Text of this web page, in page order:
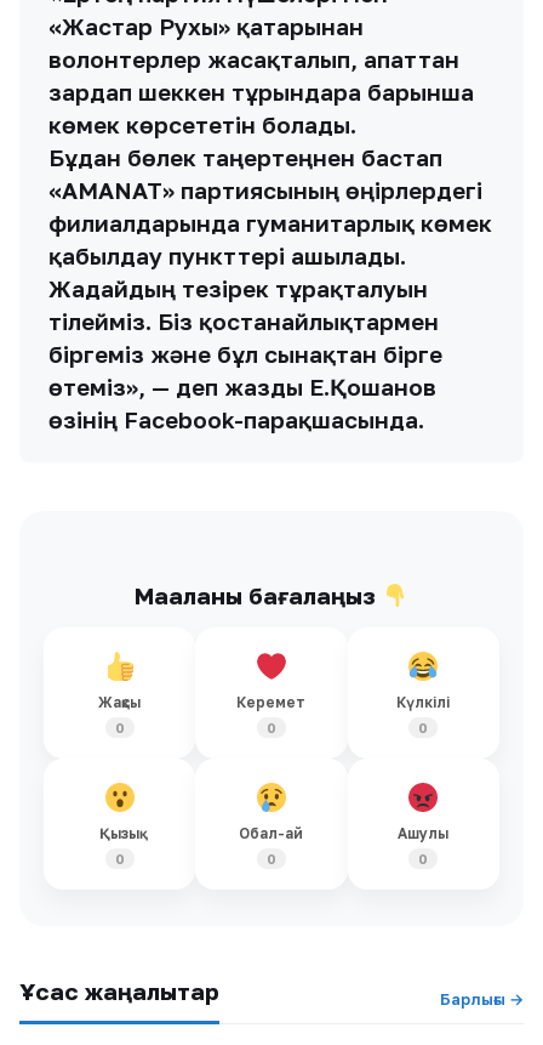
«Жастар Рухы» қатарынан
волонтерлер жасақталып, апаттан
зардап шеккен тұрғындарға барынша
көмек көрсететін болады.
Бұдан бөлек таңертеңнен бастап
«AMANAT» партиясының өңірлердегі
филиалдарында гуманитарлық көмек
қабылдау пункттері ашылады.
Жағдайдың тезірек тұрақталуын
тілейміз. Біз қостанайлықтармен
біргеміз және бұл сынақтан бірге
өтеміз», — деп жазды Е.Қошанов
өзінің Facebook-парақшасында.
Мақаланы бағалаңыз
Жақсы
0
Керемет
0
Күлкілі
0
Қызық
0
Обал-ай
0
Ашулы
0
Ұқсас жаңалықтар Барлығы →